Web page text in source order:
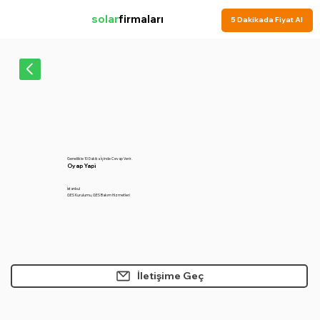
solarfirmaları 5 Dakikada Fiyat Al
Genellikle 10 Dakika İçinde Cevap Verir.
Oyap Yapi
İstanbul
GES Kurulumu, GES Bakım Hizmetleri
İletişime Geç